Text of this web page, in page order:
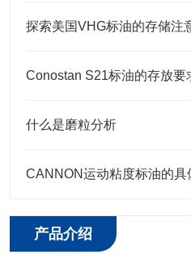
探索美国VHG标油的存储注
Conostan S21标油的存放要
什么是磨粒分析
CANNON运动粘度标油的具
产品介绍